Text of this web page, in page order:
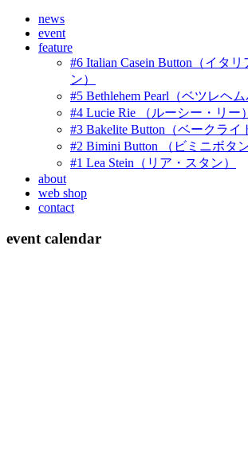
news
event
feature
#6 Italian Casein Button（イタ
ン）
#5 Bethlehem Pearl（ベツレヘム
#4 Lucie Rie （ルーシー・リー）
#3 Bakelite Button（ベークライ
#2 Bimini Button （ビミニボタン
#1 Lea Stein（リア・スタン）
about
web shop
contact
event calendar